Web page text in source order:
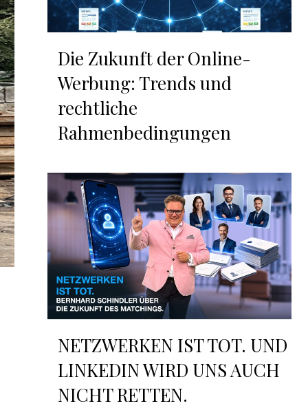
Die Zukunft der Online-
Werbung: Trends und
rechtliche
Rahmenbedingungen
NETZWERKEN IST TOT. UND
LINKEDIN WIRD UNS AUCH
NICHT RETTEN.